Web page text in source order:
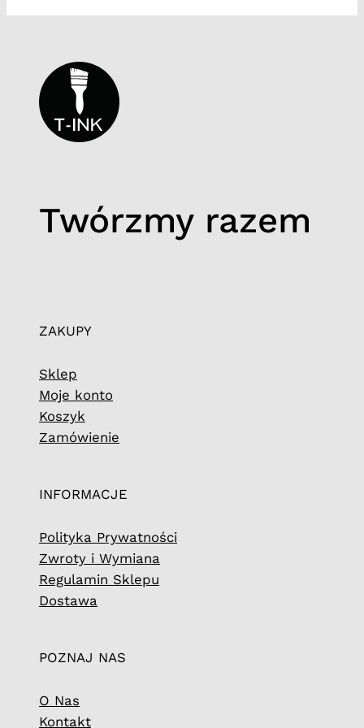
Twórzmy razem
ZAKUPY
Sklep
Moje konto
Koszyk
Zamówienie
INFORMACJE
Polityka Prywatności
Zwroty i Wymiana
Regulamin Sklepu
Dostawa
POZNAJ NAS
O Nas
Kontakt